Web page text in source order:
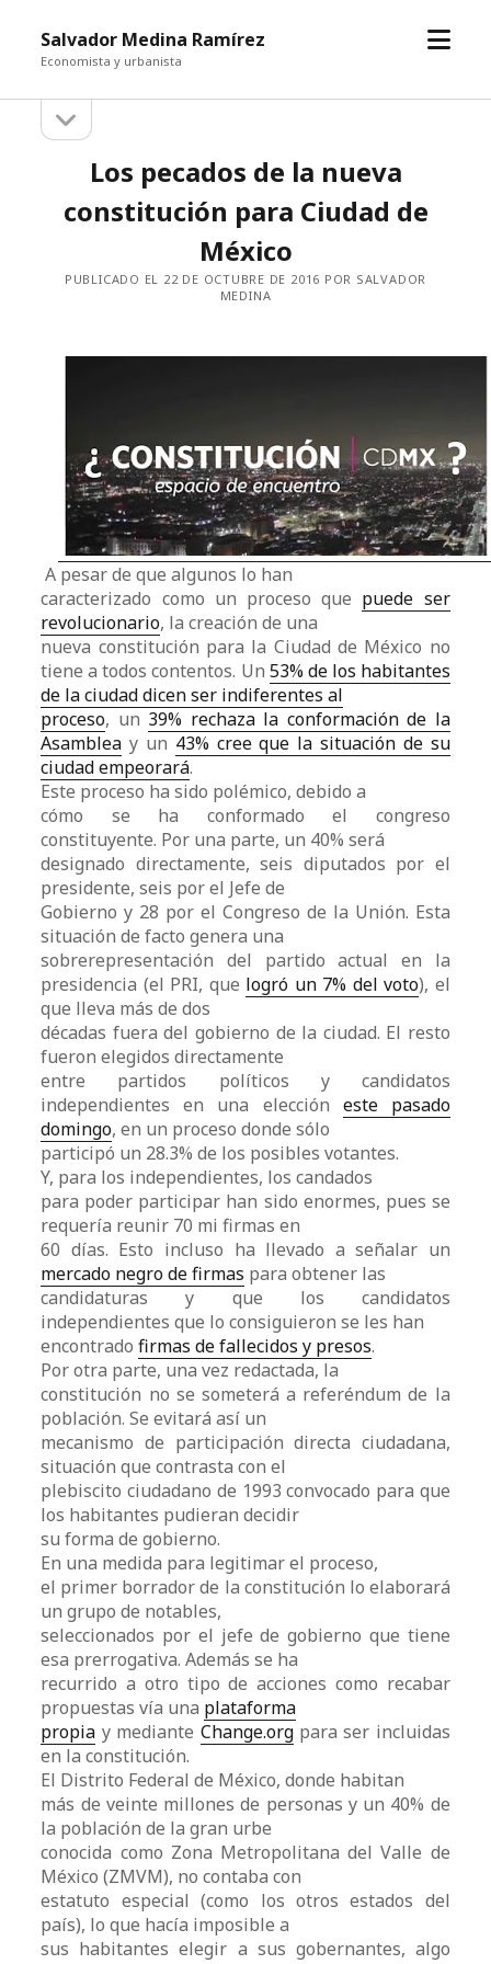
Salvador Medina Ramírez
Economista y urbanista
abrir
Barra
la
lateralLos pecados de la nueva
constitución para Ciudad de
México
PUBLICADO EL 22 DE OCTUBRE DE 2016 POR SALVADOR
MEDINA
A pesar de que algunos lo han
caracterizado como un proceso que puede ser
revolucionario, la creación de una
nueva constitución para la Ciudad de México no
tiene a todos contentos. Un 53% de los habitantes
de la ciudad dicen ser indiferentes al
proceso, un 39% rechaza la conformación de la
Asamblea y un 43% cree que la situación de su
ciudad empeorará.
Este proceso ha sido polémico, debido a
cómo se ha conformado el congreso
constituyente. Por una parte, un 40% será
designado directamente, seis diputados por el
presidente, seis por el Jefe de
Gobierno y 28 por el Congreso de la Unión. Esta
situación de facto genera una
sobrerepresentación del partido actual en la
presidencia (el PRI, que logró un 7% del voto), el
que lleva más de dos
décadas fuera del gobierno de la ciudad. El resto
fueron elegidos directamente
entre partidos políticos y candidatos
independientes en una elección este pasado
domingo, en un proceso donde sólo
participó un 28.3% de los posibles votantes.
Y, para los independientes, los candados
para poder participar han sido enormes, pues se
requería reunir 70 mi firmas en
60 días. Esto incluso ha llevado a señalar un
mercado negro de firmas para obtener las
candidaturas y que los candidatos
independientes que lo consiguieron se les han
encontradofirmas de fallecidos y presos.
Por otra parte, una vez redactada, la
constitución no se someterá a referéndum de la
población. Se evitará así un
mecanismo de participación directa ciudadana,
situación que contrasta con el
plebiscito ciudadano de 1993 convocado para que
los habitantes pudieran decidir
su forma de gobierno.
En una medida para legitimar el proceso,
el primer borrador de la constitución lo elaborará
un grupo de notables,
seleccionados por el jefe de gobierno que tiene
esa prerrogativa. Además se ha
recurrido a otro tipo de acciones como recabar
propuestas vía una plataforma
propia y mediante Change.orgpara ser incluidas
en la constitución.
El Distrito Federal de México, donde habitan
más de veinte millones de personas y un 40% de
la población de la gran urbe
conocida como Zona Metropolitana del Valle de
México (ZMVM), no contaba con
estatuto especial (como los otros estados del
país), lo que hacía imposible a
sus habitantes elegir a sus gobernantes, algo